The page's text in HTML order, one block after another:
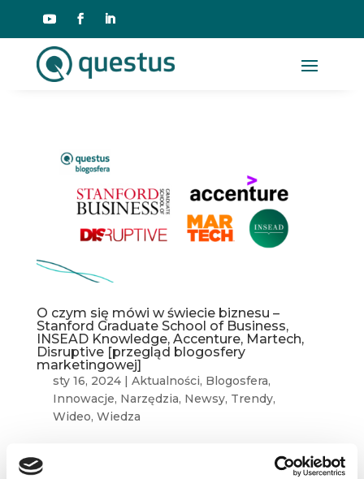
O czym się mówi w świecie biznesu –
Stanford Graduate School of Business,
INSEAD Knowledge, Accenture, Martech,
Disruptive [przegląd blogosfery
marketingowej]
sty 16, 2024| Aktualności, Blogosfera,
Innowacje, Narzędzia, Newsy, Trendy,
Wideo, Wiedza
i biznesowej blogosfery. W tym miesiącu